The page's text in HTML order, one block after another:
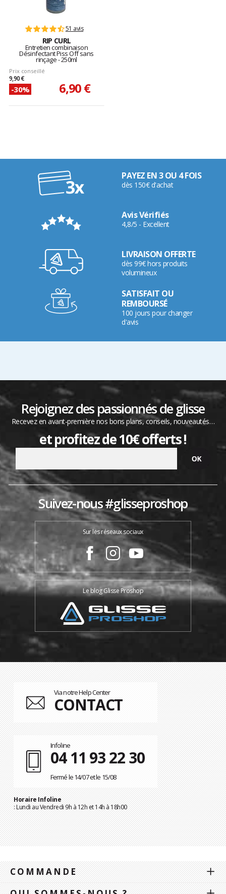
51 avis
RIP CURL
Entretien combinaison
Désinfectant Piss Off sans
rinçage - 250ml
Prix conseillé
9,90 €
-30% 6,90 €
PAYEZ EN 3 OU 4 FOIS
dès 150€ d'achat
Avis Vérifiés
4,8/5 - Excellent
LIVRAISON OFFERTE
dès 99€ hors produits
volumineux
SATISFAIT OU
REMBOURSÉ
100 jours pour changer
d'avis
Rejoignez des passionnés de glisse
Recevez en avant-première nos bons plans, conseils, nouveautés…
et profitez de 10€ offerts !
Suivez-nous #glisseproshop
Sur les réseaux sociaux
Le blog Glisse Proshop
Via notre Help Center
CONTACT
Infoline
04 11 93 22 30
Fermé le 14/07 et le 15/08
Horaire Infoline
: Lundi au Vendredi 9h à 12h et 14h à 18h00
COMMANDE